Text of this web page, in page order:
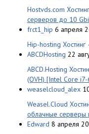
Hostvds.com Хостинг
серверов до 10
frct1_hip 6 апреля
Hip-hosting Хостинг
ABCDHosting 22
ABCD.Hosting
(OVH) [Intel Core
weaselcloud_alex
Weasel.Cloud
облачные серверы
Edward 8 апреля